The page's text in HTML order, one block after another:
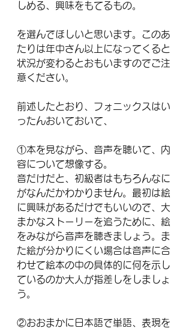
しめる、興味をもてるもの。
を選んでほしいと思います。このあ
たりは年中さん以上になってくると
状況が変わるとおもいますのでご注
意ください。
前述したとおり、フォニックスはい
ったんおいておいて、
①本を見ながら、音声を聴いて、内
容について想像する。
音だけだと、初級者はもちろんなに
がなんだかわかりません。最初は絵
に興味があるだけでもいいので、大
まかなストーリーを追うために、絵
をみながら音声を聴きましょう。ま
た絵が分かりにくい場合は音声に合
わせて絵本の中の具体的に何を示し
ているのか大人が指差しをしましょ
う。
②おおまかに日本語で単語、表現を